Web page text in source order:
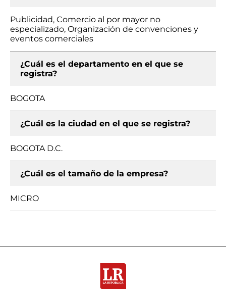
Publicidad, Comercio al por mayor no
especializado, Organización de convenciones y
eventos comerciales
¿Cuál es el departamento en el que se
registra?
BOGOTA
¿Cuál es la ciudad en el que se registra?
BOGOTA D.C.
¿Cuál es el tamaño de la empresa?
MICRO